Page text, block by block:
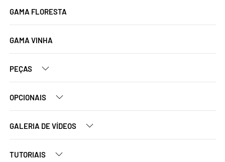
GAMA FLORESTA
GAMA VINHA
PEÇAS
OPCIONAIS
GALERIA DE VÍDEOS
TUTORIAIS